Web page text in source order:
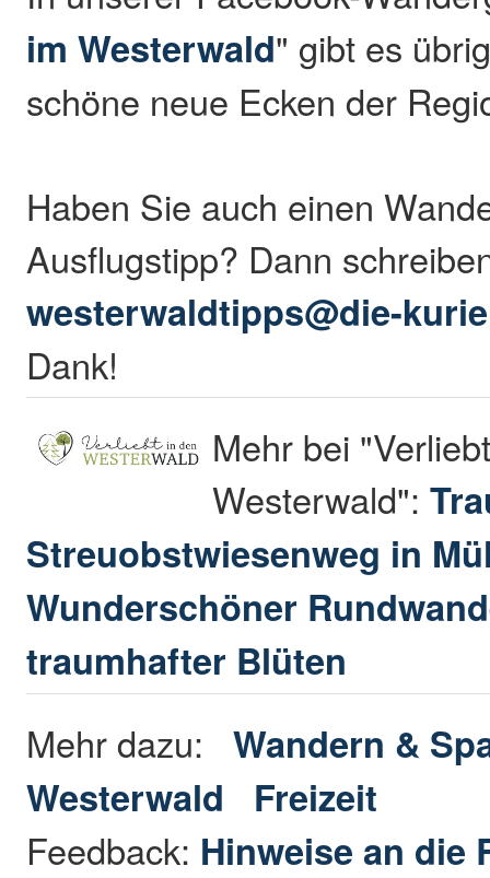
im Westerwald" gibt es
schöne neue Ecken der
Haben Sie auch einen
Ausflugstipp? Dann
westerwaldtipps@die-
Dank!
Mehr bei
Westerwald":
Streuobstwiesenweg in
Wunderschöner
traumhafter Blüten
Mehr dazu:Wandern &
Westerwald
Freizeit
Feedback: Hinweise an die